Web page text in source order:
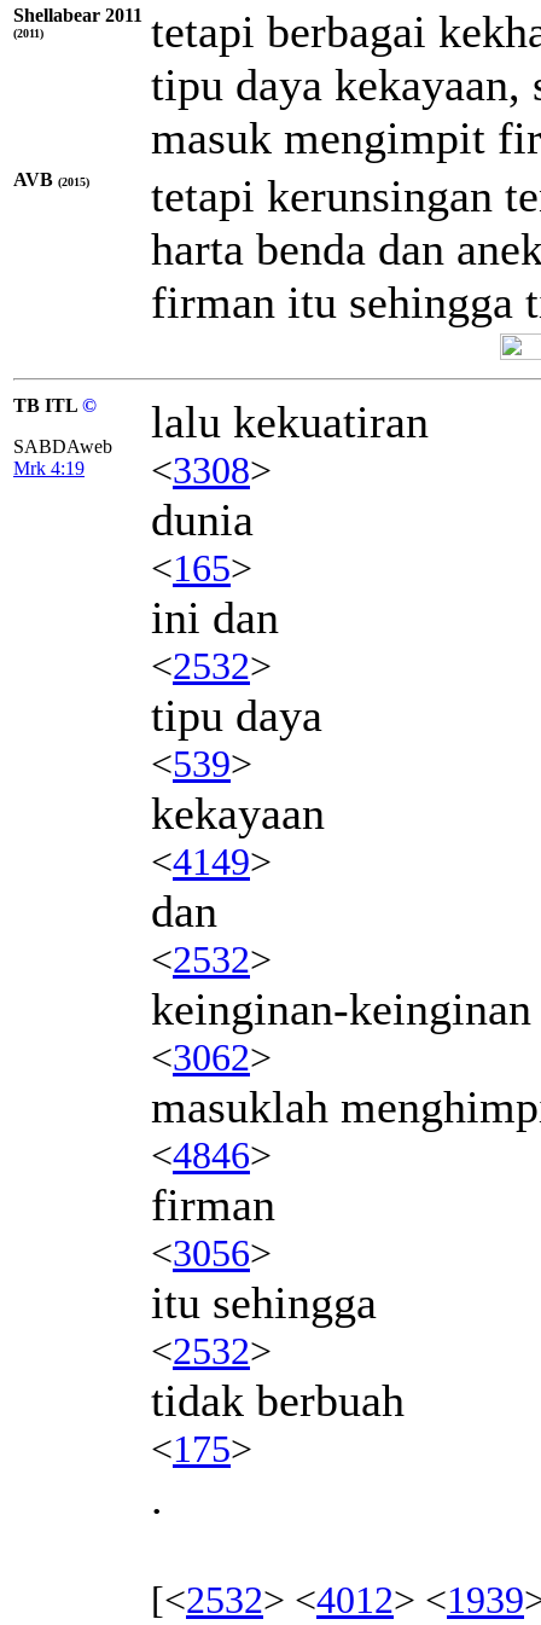
Shellabear 2011
(2011)
tetapi berbagai
tipu daya kekayaan,
masuk mengimpit
AVB (2015)
tetapi kerunsingan
harta benda dan
firman itu sehingga
TB ITL ©
SABDAweb
Mrk 4:19
lalu kekuatiran
<3308>
dunia
<165>
ini dan
<2532>
tipu daya
<539>
kekayaan
<4149>
dan
<2532>
keinginan-
<3062>
masuklah
<4846>
firman
<3056>
itu sehingga
<2532>
tidak berbuah
<175>
.
[<2532> <4012> <1939